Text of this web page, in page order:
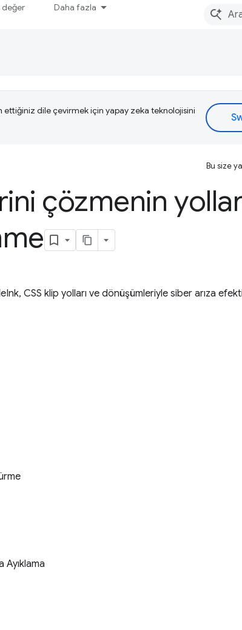
değer Daha fazla
dile çevirmek için yapay zeka teknolojisini
Bu size
çözmenin
CSS klip yolları ve dönüşümleriyle siber arıza